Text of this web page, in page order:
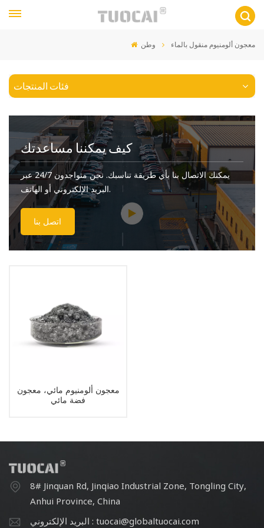
وطن معجون ألومنيوم منقول بالماء
فئات المنتجات
كيف يمكننا مساعدتك
يمكنك الاتصال بنا بأي طريقة تناسبك. نحن متواجدون 24/7 عبر
البريد الإلكتروني أو الهاتف.
اتصل بنا
معجون ألومنيوم مائي، معجون
فضة مائي
8# Jinquan Rd, Jinqiao Industrial Zone, Tongling City,
Anhui Province, China
البريد الإلكتروني : tuocai@globaltuocai.com